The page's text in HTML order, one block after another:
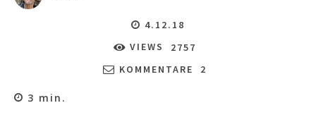
4.12.18
VIEWS
2757
KOMMENTARE
2
3 min.